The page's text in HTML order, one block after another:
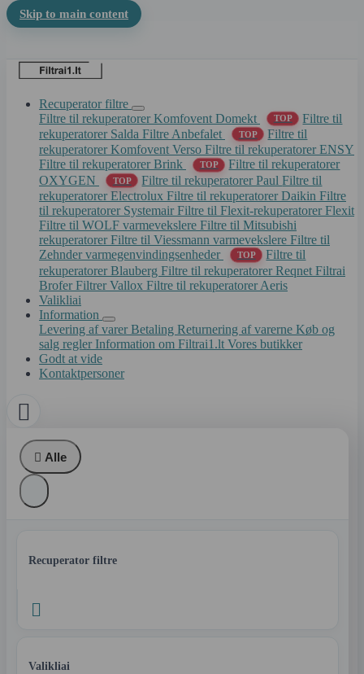
Skip to main content
Recuperator filtre
Filtre til rekuperatorer Komfovent Domekt
TOP
Filtre til
rekuperatorer Salda Filtre Anbefalet TOP
Filtre til
rekuperatorer Komfovent Verso Filtre til rekuperatorer ENSY
Filtre til rekuperatorer Brink
TOP
Filtre til rekuperatorer
OXYGEN
TOP Filtre til rekuperatorer PaulFiltre til
rekuperatorer Electrolux Filtre til rekuperatorer Daikin Filtre
til rekuperatorer Systemair Filtre til Flexit-rekuperatorer Flexit
Filtre til WOLF varmevekslere Filtre til Mitsubishi
rekuperatorer Filtre til Viessmann varmevekslere Filtre til
Zehnder varmegenvindingsenheder
TOP
Filtre til
rekuperatorer Blauberg Filtre til rekuperatorer Reqnet Filtrai
Brofer Filtrer Vallox Filtre til rekuperatorer Aeris
Valikliai
Information
Levering af varer Betaling Returnering af varerne Køb og
salg regler Information om Filtrai1.lt Vores butikker
Godt at vide
Kontaktpersoner

 Alle
Recuperator filtre

Valikliai